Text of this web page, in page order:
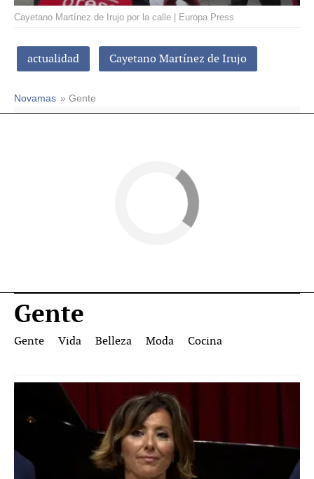
Cayetano Martínez de Irujo por la calle | Europa Press
actualidad Cayetano Martínez de Irujo
Novamas » Gente
Gente
Gente Vida Belleza Moda Cocina